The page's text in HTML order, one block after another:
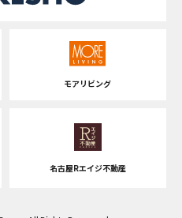
モアリビング
名古屋Rエイジ不動産